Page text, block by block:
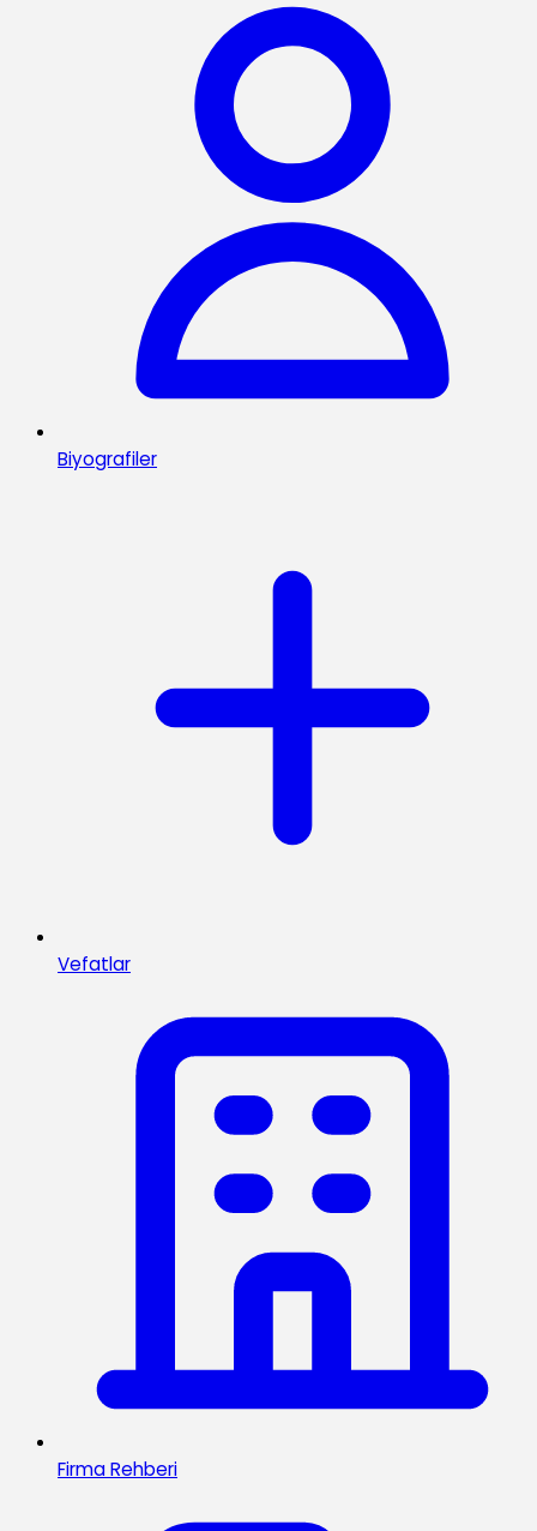
Biyografiler
Vefatlar
Firma Rehberi